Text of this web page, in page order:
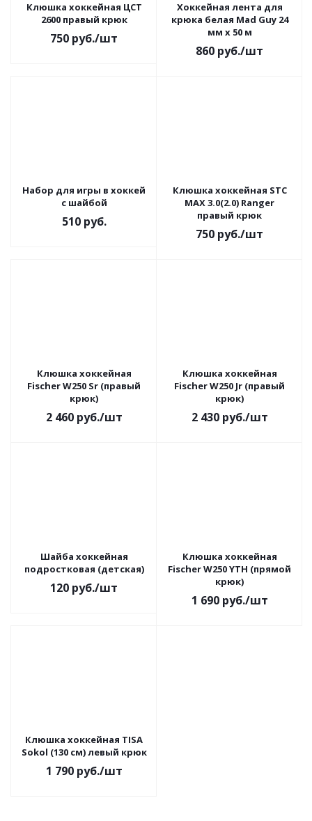
Клюшка хоккейная ЦСТ
2600 правый крюк
750 руб./шт
Хоккейная лента для
крюка белая Mad Guy 24
мм х 50 м
860 руб./шт
Набор для игры в хоккей
с шайбой
510руб.
Клюшка хоккейная STC
MAX 3.0(2.0) Ranger
правый крюк
750 руб./шт
Клюшка хоккейная
Fischer W250 Sr (правый
крюк)
2 460руб./шт
Клюшка хоккейная
Fischer W250 Jr (правый
крюк)
2 430руб./шт
Шайба хоккейная
подростковая (детская)
120 руб./шт
Клюшка хоккейная
Fischer W250 YTH (прямой
крюк)
1 690руб./шт
Клюшка хоккейная TISA
Sokol (130 см) левый крюк
1 790руб./шт